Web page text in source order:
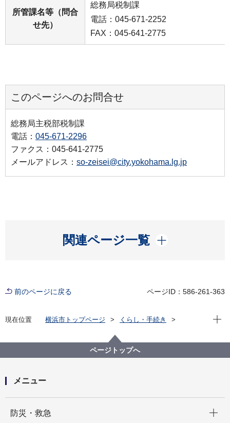
所管課名等（問合
せ先）
総務局税制課
電話：045-671-2252
FAX：045-641-2775
このページへのお問合せ
総務局主税部税制課
電話： 045-671-2296
ファクス：045-641-2775
メールアドレス： so-zeisei@city.yokohama.lg.jp
関連ページ一覧
開く
前のページに戻る ページID：586-261-363
現在位置 横浜市トップページ
くらし・手続き
令和７年度横浜市市税条例施行規則の一部改正に伴う
結果の公示（令和７年９月30日公布分）
現在
ページトップへ
メニュー
防災・救急